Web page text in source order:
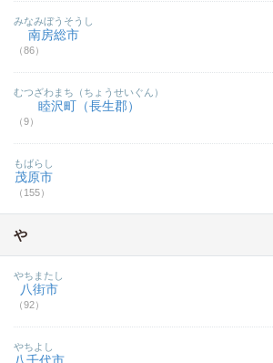
南房総市
（86）
みなみぼうそうし
睦沢町（長生郡）
（9）
むつざわまち（ちょうせいぐん）
茂原市
（155）
もばらし
や
八街市
（92）
やちまたし
やちよし